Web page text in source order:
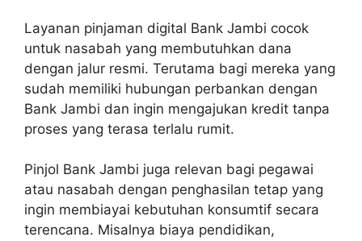
Layanan pinjaman digital Bank Jambi cocok
untuk nasabah yang membutuhkan dana
dengan jalur resmi. Terutama bagi mereka yang
sudah memiliki hubungan perbankan dengan
Bank Jambi dan ingin mengajukan kredit tanpa
proses yang terasa terlalu rumit.
Pinjol Bank Jambi juga relevan bagi pegawai
atau nasabah dengan penghasilan tetap yang
ingin membiayai kebutuhan konsumtif secara
terencana. Misalnya biaya pendidikan,